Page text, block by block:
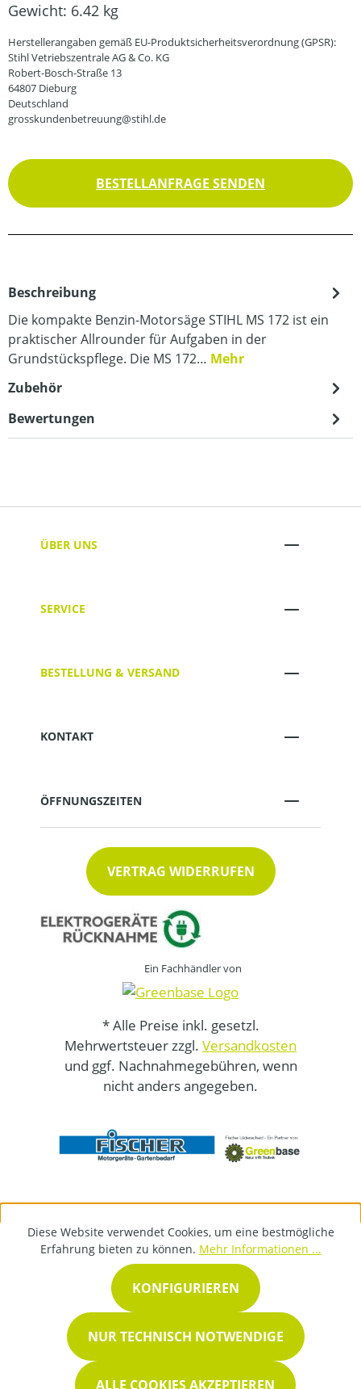
Gewicht: 6.42 kg
Herstellerangaben gemäß EU-Produktsicherheitsverordnung (GPSR):
Stihl Vetriebszentrale AG & Co. KG
Robert-Bosch-Straße 13
64807 Dieburg
Deutschland
grosskundenbetreuung@stihl.de
BESTELLANFRAGE SENDEN
Beschreibung
Die kompakte Benzin-Motorsäge STIHL MS 172 ist ein
praktischer Allrounder für Aufgaben in der
Grundstückspflege. Die MS 172… Mehr
Zubehör
Bewertungen
ÜBER UNS
SERVICE
BESTELLUNG & VERSAND
KONTAKT
ÖFFNUNGSZEITEN
VERTRAG WIDERRUFEN
Ein Fachhändler von
* Alle Preise inkl. gesetzl.
Mehrwertsteuer zzgl. Versandkosten
und ggf. Nachnahmegebühren, wenn
nicht anders angegeben.
Diese Website verwendet Cookies, um eine bestmögliche
Erfahrung bieten zu können. Mehr Informationen ...
NUR TECHNISCH NOTWENDIGE
KONFIGURIEREN
ALLE COOKIES AKZEPTIEREN